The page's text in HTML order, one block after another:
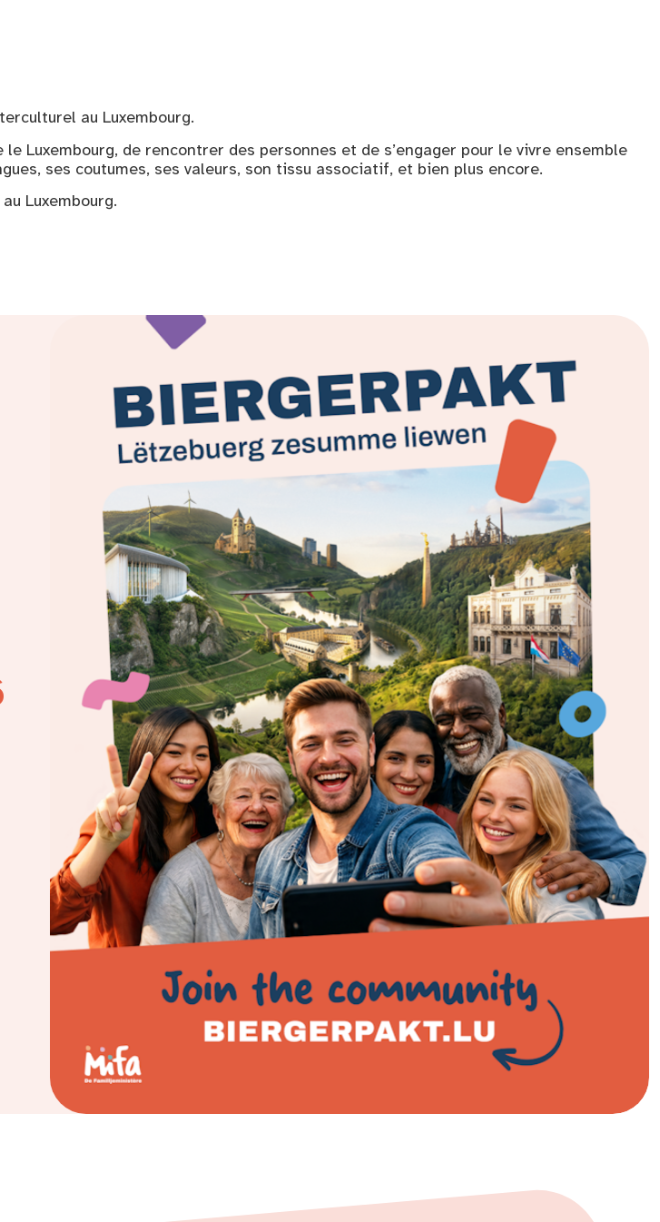
au Luxembourg.
de rencontrer des personnes et de s’engager pour le vivre ensemble
ses coutumes, ses valeurs, son tissu associatif, et bien plus encore.
Luxembourg.